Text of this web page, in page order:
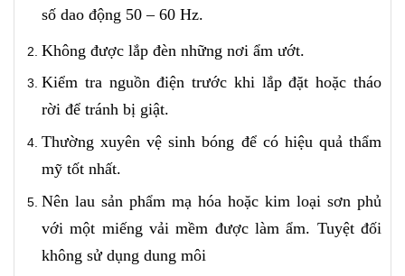
số dao động 50 – 60 Hz.
Không được lắp đèn những nơi ẩm ướt.
Kiểm tra nguồn điện trước khi lắp đặt hoặc tháo
rời để tránh bị giật.
Thường xuyên vệ sinh bóng để có hiệu quả thẩm
mỹ tốt nhất.
Nên lau sản phẩm mạ hóa hoặc kim loại sơn phủ
với một miếng vải mềm được làm ẩm. Tuyệt đối
không sử dụng dung môi